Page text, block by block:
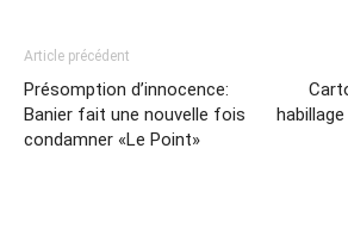
Article précédent
Présomption d’innocence:
Banier fait une nouvelle fois
condamner «Le Point»